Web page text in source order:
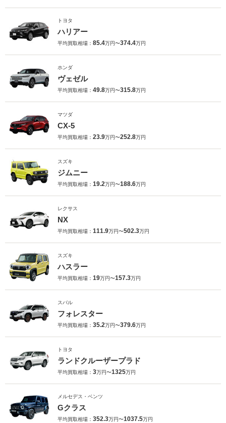
トヨタ
ハリアー
平均買取相場： 85.4万円〜374.4万円
ホンダ
ヴェゼル
平均買取相場： 49.8万円〜315.8万円
マツダ
CX-5
平均買取相場： 23.9万円〜252.8万円
スズキ
ジムニー
平均買取相場： 19.2万円〜188.6万円
レクサス
NX
平均買取相場： 111.9万円〜502.3万円
スズキ
ハスラー
平均買取相場： 19万円〜157.3万円
スバル
フォレスター
平均買取相場： 35.2万円〜379.6万円
トヨタ
ランドクルーザープラド
平均買取相場： 3万円〜1325万円
メルセデス・ベンツ
Gクラス
平均買取相場： 352.3万円〜1037.5万円